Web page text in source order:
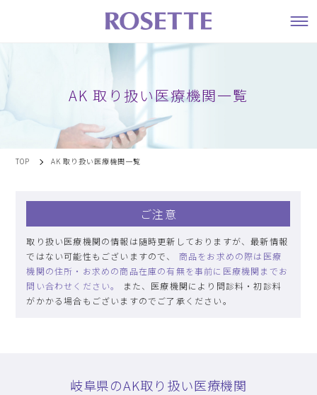
AK 取り扱い医療機関一覧
TOP AK 取り扱い医療機関一覧
ご注意
取り扱い医療機関の情報は随時更新しておりますが、最新情報
ではない可能性もございますので、 商品をお求めの際は医療
機関の住所・お求めの商品在庫の有無を事前に医療機関までお
問い合わせください。
また、医療機関により問診料・初診料
がかかる場合もございますのでご了承ください。
岐阜県のAK取り扱い医療機関